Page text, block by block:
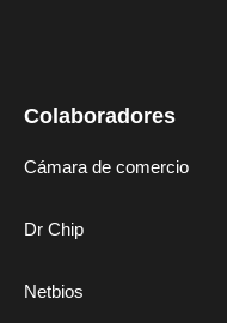
Colaboradores
Cámara de comercio
Dr Chip
Netbios